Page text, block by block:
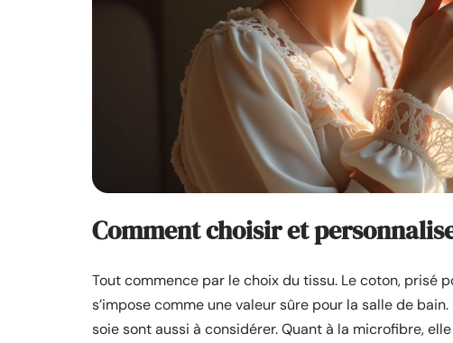
Comment choisir et
Tout commence par le choix du tissu. Le coton, prisé
s’impose comme une valeur sûre pour la salle de
soie sont aussi à considérer. Quant à la microfibre,